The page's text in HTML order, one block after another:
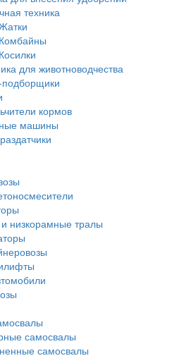
техника
Комбайны
Косилки
для животноводчества
кормов
машины
низкорамные тралы
самосвалы
самосвалы